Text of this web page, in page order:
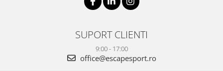
SUPORT CLIENTI
9:00 - 17:00
office@escapesport.ro